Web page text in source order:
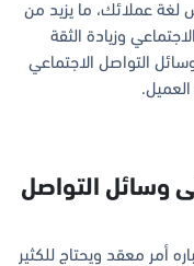
لغة عملائك، ما يزيد من
وزيادة الثقة
التواصل الاجتماعي
وسائل التواصل
أمر معقد ويحتاج للكثير